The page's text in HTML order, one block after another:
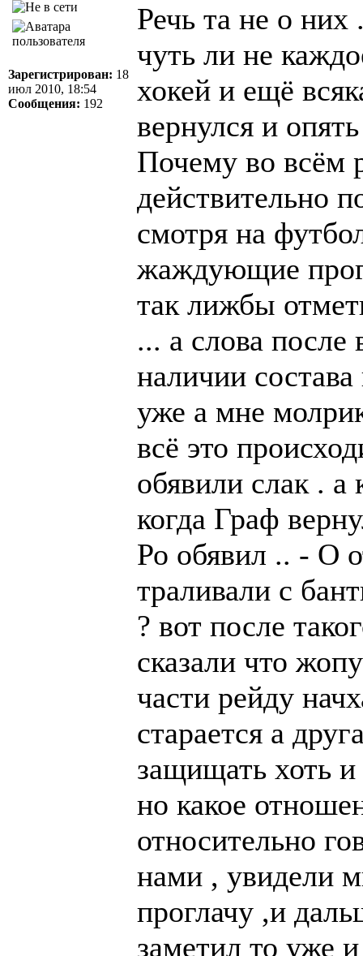
Зарегистрирован: 18
июл 2010, 18:54
Сообщения: 192
Речь та не о них
чуть ли не
хокей и ещё
вернулся и
Почему во
действительно
смотря на
жаждующие
так лижбы
... а слова
наличии
уже а мне
всё это
обявили слак . а
когда Граф
Ро обявил .. - О
траливали с
? вот после
сказали что
части рейду
старается а
защищать хоть
но какое
относительно
нами , увидели
проглачу ,и
заметил то уже